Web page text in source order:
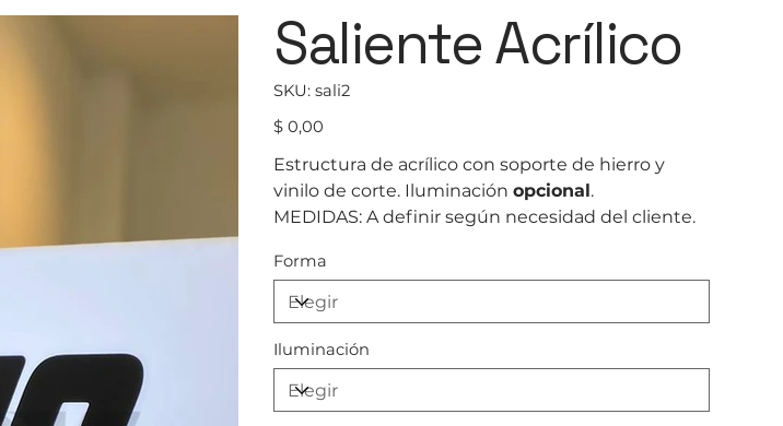
Saliente Acrílico
SKU: SKU
sali2
sali2
Precio
$ 0,00
Estructura de acrílico con soporte de hierro y
vinilo de corte. Iluminación opcional.
MEDIDAS: A definir según necesidad del cliente.
Forma
Iluminación